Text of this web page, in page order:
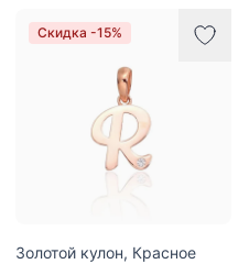
Скидка -15%
Золотой кулон, Красное